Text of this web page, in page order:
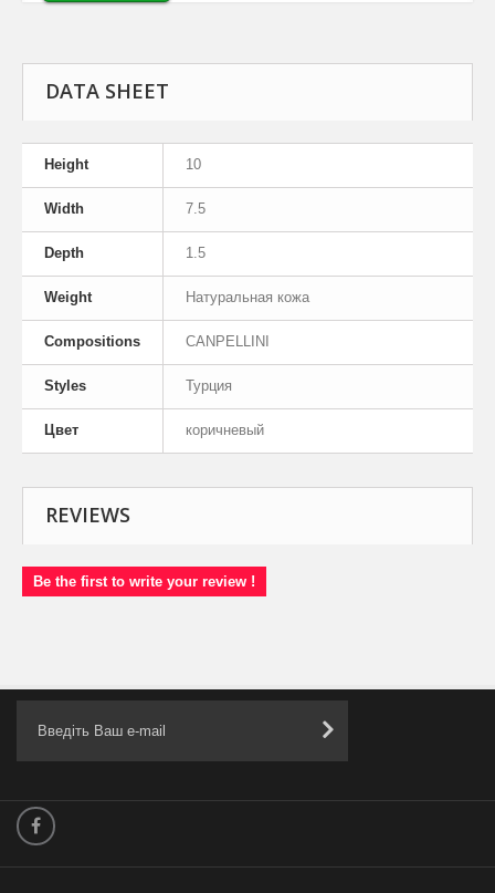
DATA SHEET
Height 10
Width 7.5
Depth 1.5
Weight Натуральная кожа
Compositions CANPELLINI
Styles Турция
Цвет коричневый
REVIEWS
Be the first to write your review !